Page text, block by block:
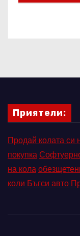
Приятели:
Продай колата си
покупка
на кола
коли Бъгси авто